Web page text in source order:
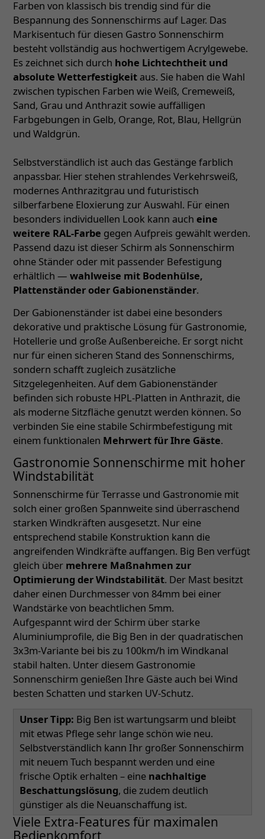
Farben von klassisch bis trendig sind für die
Bespannung des Sonnenschirms auf Lager. Das
Markisentuch für diesen Gastro Sonnenschirm
besteht vollständig aus hochwertigem Acrylgewebe.
Es zeichnet sich durch hohe Lichtechtheit und
absolute Wetterfestigkeit aus. Sie haben die Wahl
zwischen typischen Farben wie Weiß, Cremeweiß,
Sand, Grau und Anthrazit sowie auffälligen
Farbgebungen in Gelb, Orange, Rot, Blau, Hellgrün
und Waldgrün.
Selbstverständlich ist auch das Gestänge farblich
anpassbar. Hier stehen strahlendes Verkehrsweiß,
modernes Anthrazitgrau und futuristisch
silberfarbene Eloxierung zur Auswahl. Für einen
besonders individuellen Look kann auch eine
weitere RAL-Farbe gegen Aufpreis gewählt werden.
Passend dazu ist dieser Schirm als Sonnenschirm
ohne Ständer oder mit passender Befestigung
erhältlich — wahlweise mit Bodenhülse,
Plattenständer oder Gabionenständer.
Der Gabionenständer ist dabei eine besonders
dekorative und praktische Lösung für Gastronomie,
Hotellerie und große Außenbereiche. Er sorgt nicht
nur für einen sicheren Stand des Sonnenschirms,
sondern schafft zugleich zusätzliche
Sitzgelegenheiten. Auf dem Gabionenständer
befinden sich robuste HPL-Platten in Anthrazit, die
als moderne Sitzfläche genutzt werden können. So
verbinden Sie eine stabile Schirmbefestigung mit
einem funktionalen Mehrwert für Ihre Gäste.
Gastronomie Sonnenschirme mit hoher
Windstabilität
Sonnenschirme für Terrasse und Gastronomie mit
solch einer großen Spannweite sind überraschend
starken Windkräften ausgesetzt. Nur eine
entsprechend stabile Konstruktion kann die
angreifenden Windkräfte auffangen. Big Ben verfügt
gleich über mehrere Maßnahmen zur
Optimierung der Windstabilität. Der Mast besitzt
daher einen Durchmesser von 84mm bei einer
Wandstärke von beachtlichen 5mm.
Aufgespannt wird der Schirm über starke
Aluminiumprofile, die Big Ben in der quadratischen
3x3m-Variante bei bis zu 100km/h im Windkanal
stabil halten. Unter diesem Gastronomie
Sonnenschirm genießen Ihre Gäste auch bei Wind
besten Schatten und starken UV-Schutz.
Unser Tipp: Big Ben ist wartungsarm und bleibt
mit etwas Pflege sehr lange schön wie neu.
Selbstverständlich kann Ihr großer Sonnenschirm
mit neuem Tuch bespannt werden und eine
frische Optik erhalten – eine nachhaltige
Beschattungslösung, die zudem deutlich
günstiger als die Neuanschaffung ist.
Viele Extra-Features für maximalen
Bedienkomfort